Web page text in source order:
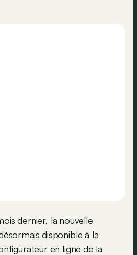
dernier, la nouvelle
disponible à la
en ligne de la